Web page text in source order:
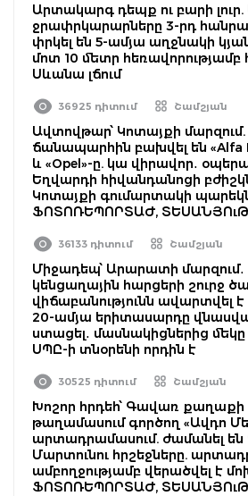
Արտակարգ դեպք ու բարի
ջրափրկարարները 3-րդ
փրկել են 5-ամյա աղջնակի
մոտ 10 մետր հեռավորությամբ
Սևանա լճում
36925 դիտում Շամշյան
Ավտովթար՝ Կոտայքի
ճանապարհին բախվել են «Alfa
և «Opel»-ը. կա վիրավոր․
Եղվարդի հիվանդանոցի
Կոտայքի գումարտակի
ՖՈՏՈՌԵՊՈՐՏԱԺ,
36133 դիտում Շամշյան
Միջադեպ՝ Արարատի մարզում․
կենցաղային հարցերի շուրջ
վիճաբանությունն ավարտվել է
20-ամյա երիտասարդը
ստացել․ մասնակիցներից
ՍՊԸ-ի տնօրենի որդին է
30525 դիտում Շամշյան
Խոշոր հրդեհ՝ Գավառ
թաղամասում գործող «Ավդո
արտադրամասում. ժամանել
Մարտունու հրշեջները.
ամբողջությամբ վերածվել է
ՖՈՏՈՌԵՊՈՐՏԱԺ,